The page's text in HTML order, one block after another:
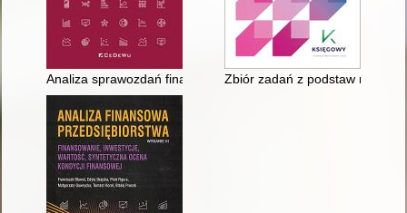
Analiza sprawozdań finansowych : wybrane zagadnienia
Zbiór zadań z podstaw